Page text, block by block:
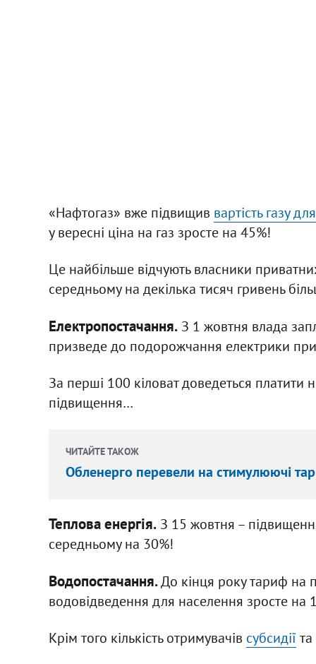
«Нафтогаз» вже підвищив вартість газу
у вересні ціна на газ зросте на 45%!
Це найбільше відчують власники
середньому на декілька тисяч гривень
Електропостачання.З 1 жовтня влада
призведе до подорожчання електрики
За перші 100 кіловат доведеться платити
підвищення…
ЧИТАЙТЕ ТАКОЖ
Обленерго перевели на стимулюючі
Теплова енергія.З 15 жовтня –
середньому на 30%!
Водопостачання.До кінця року тариф на
водовідведення для населення зросте на
Крім того кількість отримувачів субсидії